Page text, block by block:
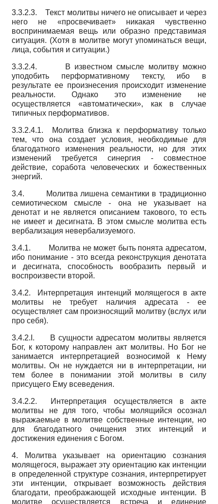
3.3.2.3. Текст молитвы ничего не описывает и через
него не «просвечивает» никакая чувственно
воспринимаемая вещь или образно представимая
ситуация. (Хотя в молитве могут упоминаться вещи,
лица, события и ситуации.)
3.3.2.4. В известном смысле молитву можно
уподобить перформативному тексту, ибо в
результате ее произнесения происходит изменение
реальности. Однако это изменение не
осуществляется «автоматически», как в случае
типичных перформативов.
3.3.2.4.1. Молитва близка к перформативу только
тем, что она создает условия, необходимые для
благодатного изменения реальности, но для этих
изменений требуется синергия - совместное
действие, соработа человеческих и божественных
энергий.
3.4. Молитва лишена семантики в традиционно
семиотическом смысле - она не указывает на
денотат и не является описанием такового, то есть
не имеет и десигната. В этом смысле молитва есть
вербализация невербализуемого.
3.4.1. Молитва не может быть понята адресатом,
ибо понимание - это всегда реконструкция денотата
и десигната, способность вообразить первый и
воспроизвести второй.
3.4.2. Интерпретация интенций молящегося в акте
молитвы не требует наличия адресата - ее
осуществляет сам произносящий молитву (вслух или
про себя).
3.4.2. . В сущности адресатом молитвы является
Бог, к которому направлен акт молитвы. Но Бог не
занимается интерпретацией возносимой к Нему
молитвы. Он не нуждается ни в интерпретации, ни
тем более в понимании этой молитвы в силу
присущего Ему всеведения.
3.4.2.2. Интерпретация осуществляется в акте
молитвы не для того, чтобы молящийся осознал
выражаемые в молитве собственные интенции, но
для благодатного очищения этих интенций и
достижения единения с Богом.
4. Молитва указывает на ориентацию сознания
молящегося, выражает эту ориентацию как интенции
в определенной структуре сознания, интерпретирует
эти интенции, открывает возможность действия
благодати, преображающей исходные интенции. В
молитве осуществляется встреча и единение